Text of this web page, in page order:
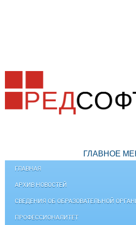
ГЛАВНОЕ
ГЛАВНАЯ
АРХИВ НОВОСТЕЙ
СВЕДЕНИЯ ОБ ОБРАЗОВАТЕЛЬНОЙ
ПРОФЕССИОНАЛИТЕТ